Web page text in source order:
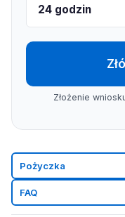
24 godzin
Złożenie
Pożyczka
FAQ